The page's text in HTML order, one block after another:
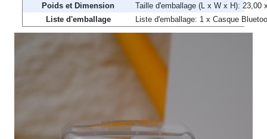
Poids et Dimension
Taille d'emballage (L x W x H):
Liste d'emballage
Liste d'emballage: 1 x Casque